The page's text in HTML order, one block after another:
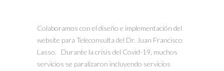
Colaboramos con el diseño e implementación del
website para Teleconsulta del Dr. Juan Francisco
Lasso. Durante la crisis del Covid-19, muchos
servicios se paralizaron incluyendo servicios